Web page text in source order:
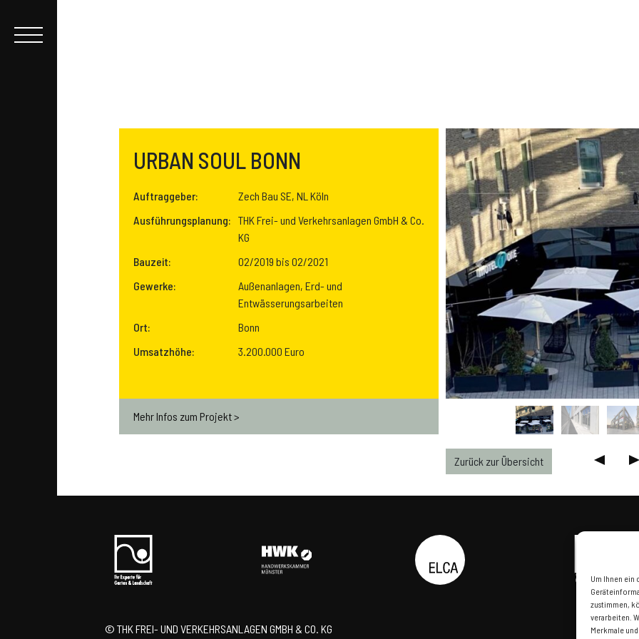
Um Ihnen ein
zustimmen,
verarbeiten.
Merkmale
URBAN SOUL BONN
Auftraggeber:
Zech Bau SE, NL Köln
Ausführungsplanung: THK Frei- und Verkehrsanlagen GmbH & Co.
KG
Bauzeit:
02/2019 bis 02/2021
Gewerke:
Außenanlagen, Erd- und
Entwässerungsarbeiten
Ort:
Bonn
Umsatzhöhe:
3.200.000 Euro
Previous
Mehr Infos zum Projekt >
Zurück zur Übersicht
© THK FREI- UND VERKEHRSANLAGEN GMBH & CO. KG